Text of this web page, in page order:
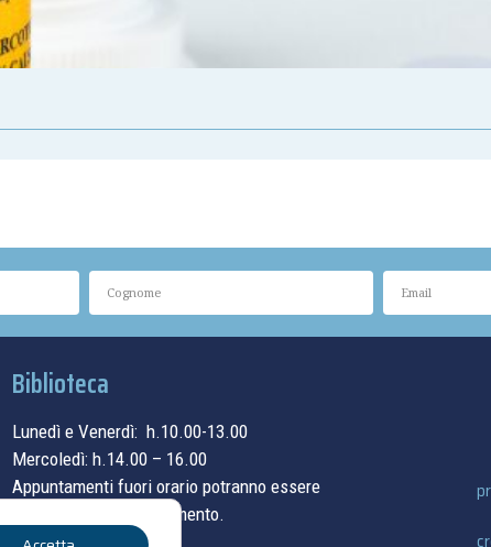
Biblioteca
Lunedì e Venerdì: h.10.00-13.00
Mercoledì: h.14.00 – 16.00
Appuntamenti fuori orario potranno essere
concordati su appuntamento.